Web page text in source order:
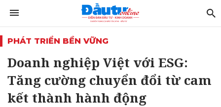
PHÁT TRIỂN BỀN VỮNG
Doanh nghiệp Việt với ESG:
Tăng cường chuyển đổi từ cam
kết thành hành động